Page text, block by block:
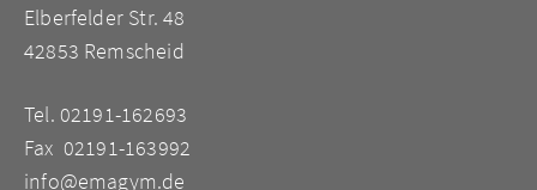
Elberfelder Str. 48
42853 Remscheid
Tel. 02191-162693
Fax 02191-163992
info@emagym.de